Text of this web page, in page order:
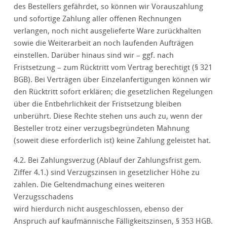
des Bestellers gefährdet, so können wir Vorauszahlung
und sofortige Zahlung aller offenen Rechnungen
verlangen, noch nicht ausgelieferte Ware zurückhalten
sowie die Weiterarbeit an noch laufenden Aufträgen
einstellen. Darüber hinaus sind wir – ggf. nach
Fristsetzung – zum Rücktritt vom Vertrag berechtigt (§ 321
BGB). Bei Verträgen über Einzelanfertigungen können wir
den Rücktritt sofort erklären; die gesetzlichen Regelungen
über die Entbehrlichkeit der Fristsetzung bleiben
unberührt. Diese Rechte stehen uns auch zu, wenn der
Besteller trotz einer verzugsbegründeten Mahnung
(soweit diese erforderlich ist) keine Zahlung geleistet hat.
4.2. Bei Zahlungsverzug (Ablauf der Zahlungsfrist gem.
Ziffer 4.1.) sind Verzugszinsen in gesetzlicher Höhe zu
zahlen. Die Geltendmachung eines weiteren
Verzugsschadens
wird hierdurch nicht ausgeschlossen, ebenso der
Anspruch auf kaufmännische Fälligkeitszinsen, § 353 HGB.